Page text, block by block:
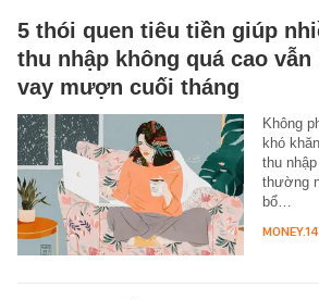
5 thói quen tiêu tiền giúp
thu nhập không quá cao
vay mượn cuối tháng
Không
khó
thu
thường
bổ…
MONEY.14